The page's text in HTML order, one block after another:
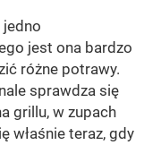
jedno
jest ona bardzo
różne potrawy.
sprawdza się
grillu, w zupach
właśnie teraz, gdy